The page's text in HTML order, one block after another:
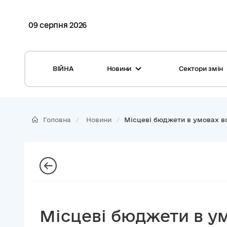
09 серпня 2026
ВІЙНА Новини
Глосарій
Репортажі з громад
Хмара тегів
Сектори змін
Медицина
Безпека
Головна Новини Місцеві бюджети в умовах
Місцеві бюджети в